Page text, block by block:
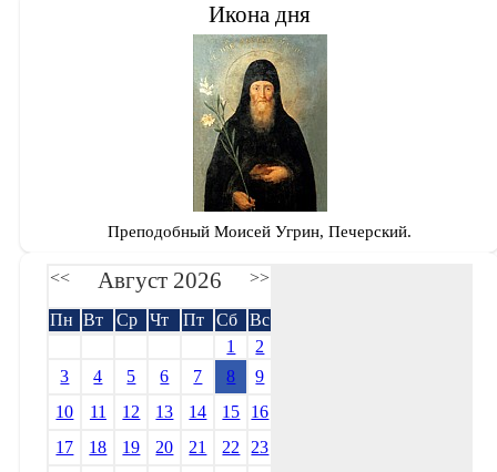
Икона дня
Преподобный Моисей Угрин, Печерский.
<< Август 2026 >>
Пн Вт Ср Чт Пт Сб
Вс
1
2
3
4 5 6 7 8
9
10
11 12 13 14 15
16
17
18 19 20 21 22
23